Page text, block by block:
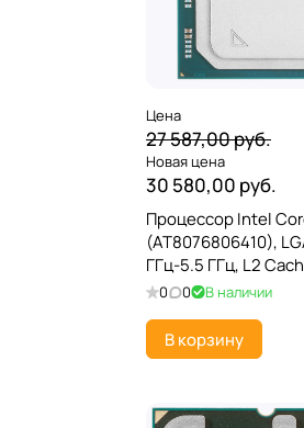
Цена
27 587,00 руб.
Новая цена
30 580,00 руб.
Процессор Intel
(AT8076806410),
ГГц-5.5 ГГц, L2
Cache 30 МБ, Intel
0 0 В наличии
В корзину